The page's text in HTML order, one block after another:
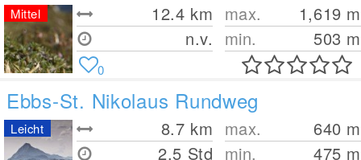
12.4 km
n.v.
max. 1,619 m
min.
503 m
Mittel
0
Ebbs-St. Nikolaus Rundweg
8.7 km
2.5 Std
max. 640 m
min.
475 m
Leicht